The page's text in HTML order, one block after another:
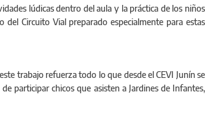
lúdicas dentro del aula y la práctica de los niños
Circuito Vial preparado especialmente para estas
trabajo refuerza todo lo que desde el CEVI Junín se
participar chicos que asisten a Jardines de Infantes,